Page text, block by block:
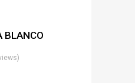
BLANCO